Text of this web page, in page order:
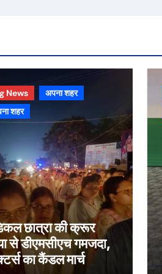
News
अपना शहर
शहर
छात्रा की क्रूर
से डीएमसीएच गमजदा,
का कैंडल मार्च